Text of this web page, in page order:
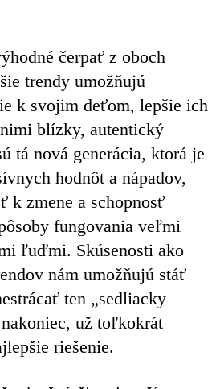
čerpať z oboch
trendy umožňujú
k svojim deťom, lepšie ich
blízky, autentický
tá nová generácia, ktorá je
hodnôt a nápadov,
k zmene a schopnosť
fungovania veľmi
ľuďmi. Skúsenosti ako
nám umožňujú stáť
ten „sedliacky
už toľkokrát
riešenie.